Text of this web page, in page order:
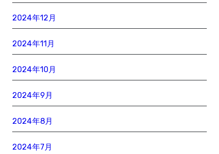
2024年12月
2024年11月
2024年10月
2024年9月
2024年8月
2024年7月